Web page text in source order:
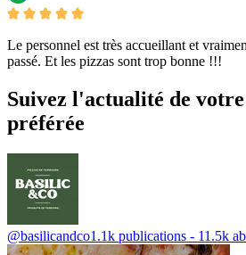
Le personnel est très accueillant et
passé. Et les pizzas sont trop bonne !!!
Suivez l'actualité de
préférée
@basilicandco1.1k publications - 11.5k